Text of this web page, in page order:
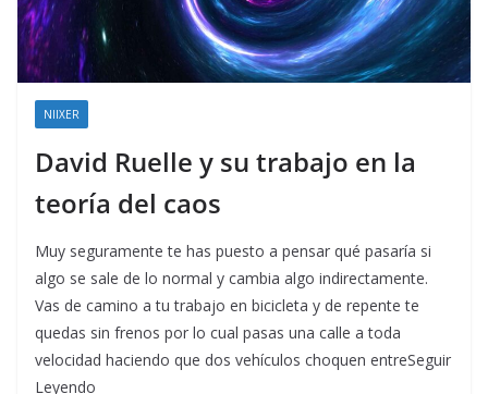
NIIXER
David Ruelle y su trabajo en la
teoría del caos
Muy seguramente te has puesto a pensar qué pasaría si
algo se sale de lo normal y cambia algo indirectamente.
Vas de camino a tu trabajo en bicicleta y de repente te
quedas sin frenos por lo cual pasas una calle a toda
velocidad haciendo que dos vehículos choquen entreSeguir
Leyendo